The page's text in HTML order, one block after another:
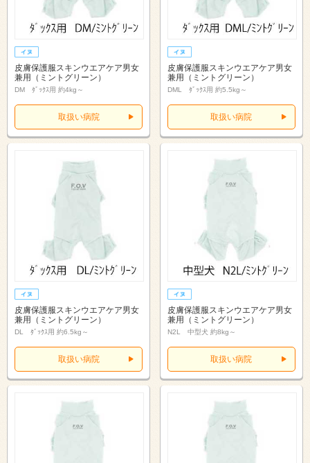
皮膚保護服スキンウエアケア男女
兼用（ミントグリーン）
DM ﾀﾞｯｸｽ用 約4kg～
取扱い病院
皮膚保護服スキンウエアケア男女
兼用（ミントグリーン）
DML ﾀﾞｯｸｽ用 約5.5kg～
取扱い病院
皮膚保護服スキンウエアケア男女
兼用（ミントグリーン）
DL ﾀﾞｯｸｽ用 約6.5kg～
取扱い病院
皮膚保護服スキンウエアケア男女
兼用（ミントグリーン）
N2L 中型犬 約8kg～
取扱い病院